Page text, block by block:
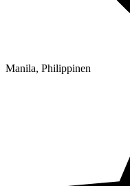
Manila, Philippinen